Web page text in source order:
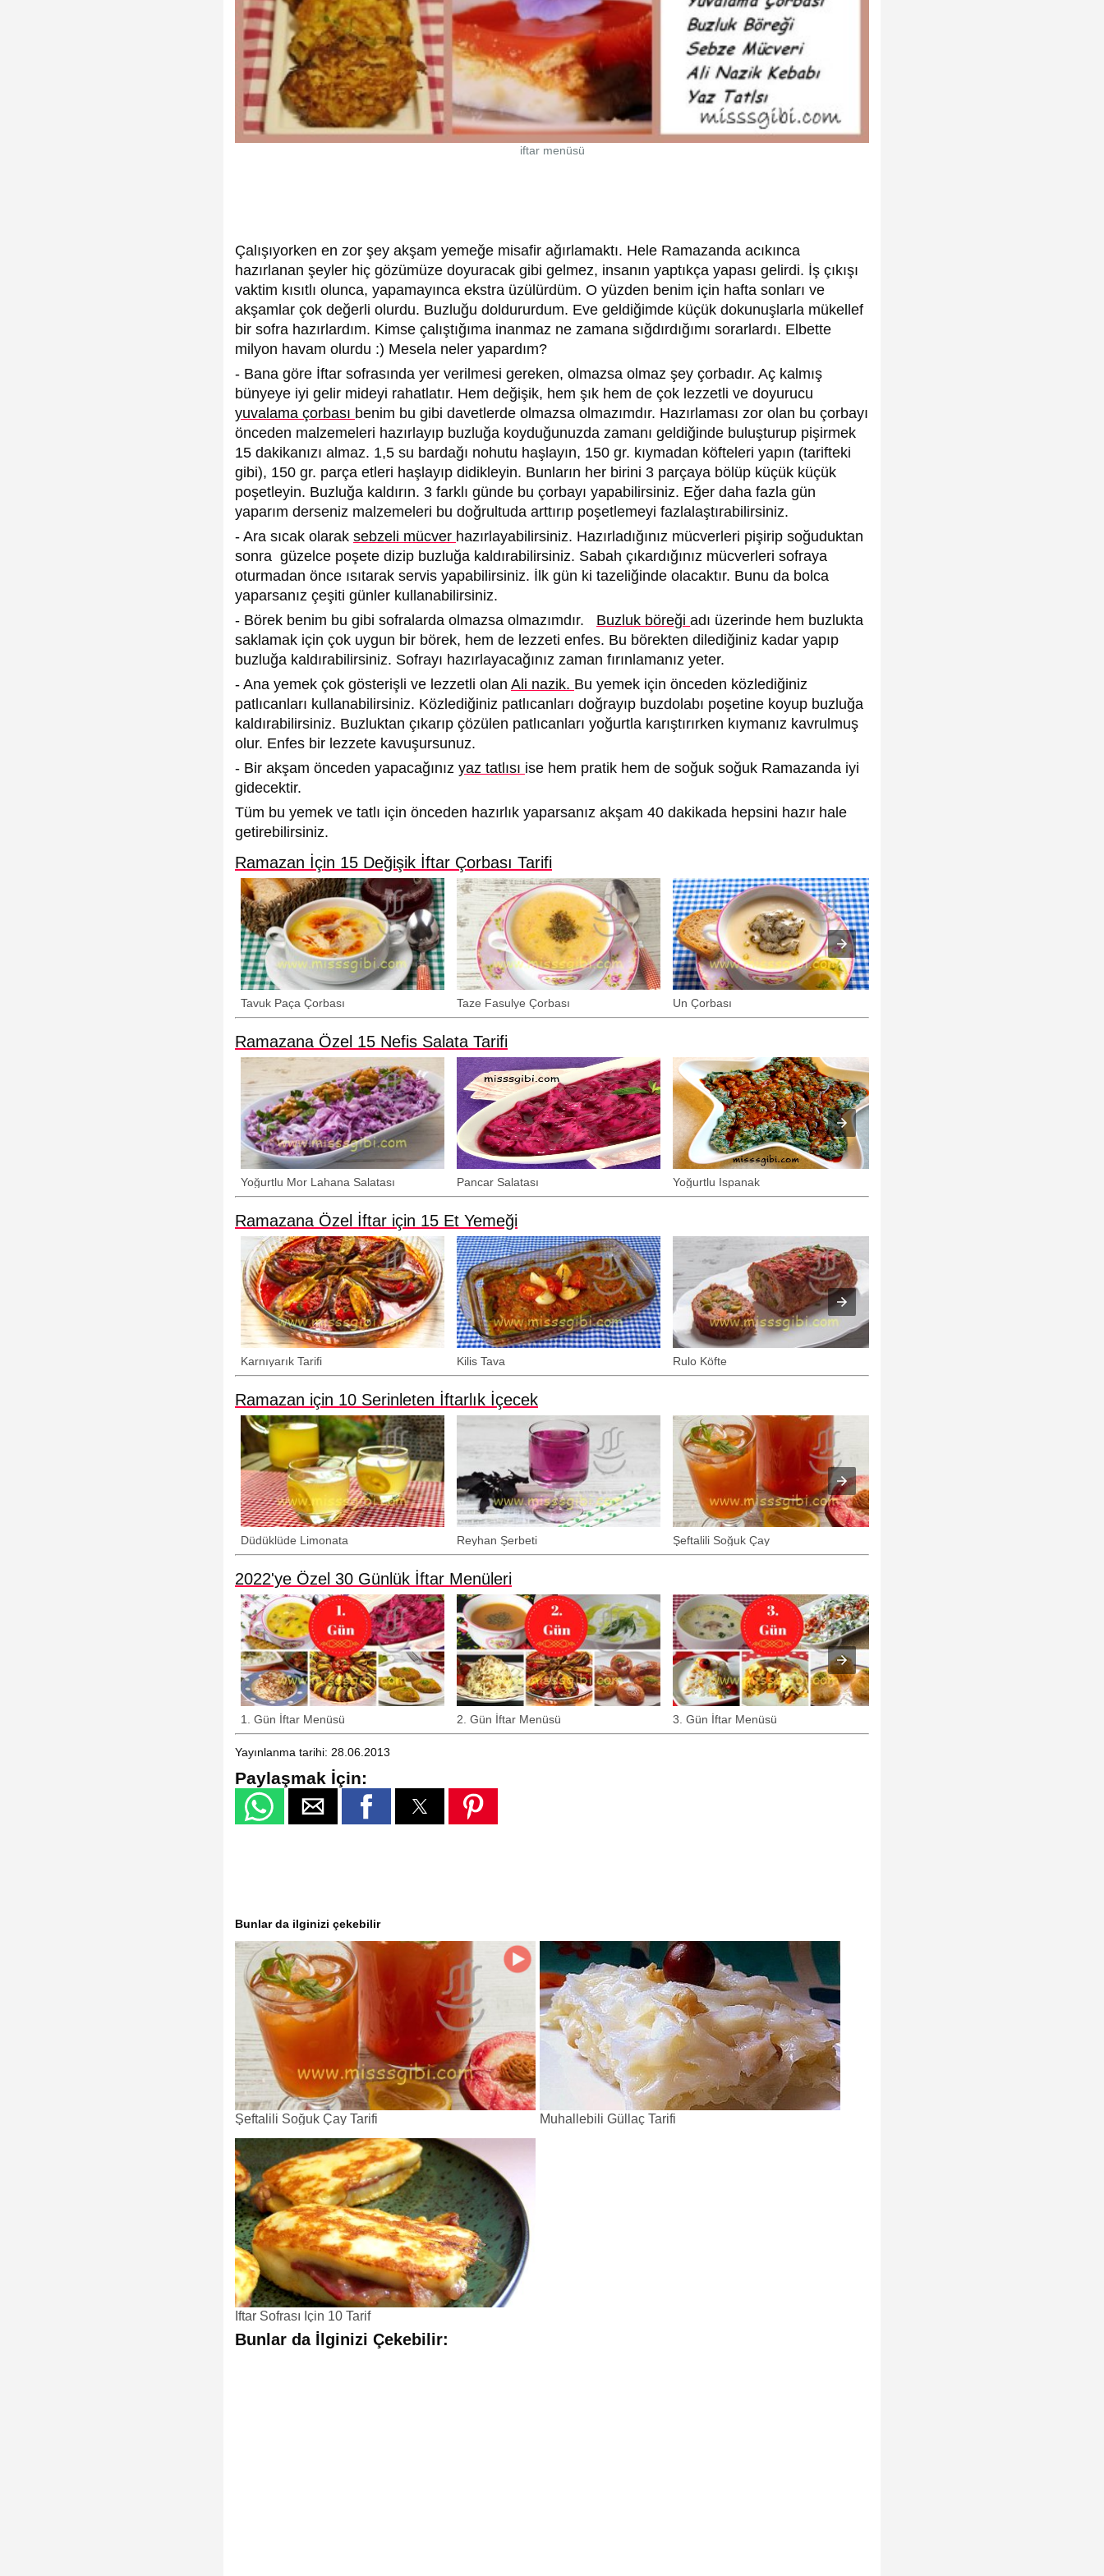
iftar menüsü
Çalışıyorken en zor şey akşam yemeğe misafir ağırlamaktı. Hele Ramazanda acıkınca
hazırlanan şeyler hiç gözümüze doyuracak gibi gelmez, insanın yaptıkça yapası gelirdi. İş çıkışı
vaktim kısıtlı olunca, yapamayınca ekstra üzülürdüm. O yüzden benim için hafta sonları ve
akşamlar çok değerli olurdu. Buzluğu doldururdum. Eve geldiğimde küçük dokunuşlarla mükellef
bir sofra hazırlardım. Kimse çalıştığıma inanmaz ne zamana sığdırdığımı sorarlardı. Elbette
milyon havam olurdu :) Mesela neler yapardım?
- Bana göre İftar sofrasında yer verilmesi gereken, olmazsa olmaz şey çorbadır. Aç kalmış
bünyeye iyi gelir mideyi rahatlatır. Hem değişik, hem şık hem de çok lezzetli ve doyurucu
yuvalama çorbası benim bu gibi davetlerde olmazsa olmazımdır. Hazırlaması zor olan bu çorbayı
önceden malzemeleri hazırlayıp buzluğa koyduğunuzda zamanı geldiğinde buluşturup pişirmek
15 dakikanızı almaz. 1,5 su bardağı nohutu haşlayın, 150 gr. kıymadan köfteleri yapın (tarifteki
gibi), 150 gr. parça etleri haşlayıp didikleyin. Bunların her birini 3 parçaya bölüp küçük küçük
poşetleyin. Buzluğa kaldırın. 3 farklı günde bu çorbayı yapabilirsiniz. Eğer daha fazla gün
yaparım derseniz malzemeleri bu doğrultuda arttırıp poşetlemeyi fazlalaştırabilirsiniz.
- Ara sıcak olarak sebzeli mücver hazırlayabilirsiniz. Hazırladığınız mücverleri pişirip soğuduktan
sonra güzelce poşete dizip buzluğa kaldırabilirsiniz. Sabah çıkardığınız mücverleri sofraya
oturmadan önce ısıtarak servis yapabilirsiniz. İlk gün ki tazeliğinde olacaktır. Bunu da bolca
yaparsanız çeşiti günler kullanabilirsiniz.
- Börek benim bu gibi sofralarda olmazsa olmazımdır. Buzluk böreği adı üzerinde hem buzlukta
saklamak için çok uygun bir börek, hem de lezzeti enfes. Bu börekten dilediğiniz kadar yapıp
buzluğa kaldırabilirsiniz. Sofrayı hazırlayacağınız zaman fırınlamanız yeter.
- Ana yemek çok gösterişli ve lezzetli olan Ali nazik. Bu yemek için önceden közlediğiniz
patlıcanları kullanabilirsiniz. Közlediğiniz patlıcanları doğrayıp buzdolabı poşetine koyup buzluğa
kaldırabilirsiniz. Buzluktan çıkarıp çözülen patlıcanları yoğurtla karıştırırken kıymanız kavrulmuş
olur. Enfes bir lezzete kavuşursunuz.
- Bir akşam önceden yapacağınız yaz tatlısı ise hem pratik hem de soğuk soğuk Ramazanda iyi
gidecektir.
Tüm bu yemek ve tatlı için önceden hazırlık yaparsanız akşam 40 dakikada hepsini hazır hale
getirebilirsiniz.
Ramazan İçin 15 Değişik İftar Çorbası Tarifi
Tavuk Paça Çorbası Taze Fasulye Çorbası Un Çorbası
Ramazana Özel 15 Nefis Salata Tarifi
Yoğurtlu Mor Lahana Salatası Pancar Salatası Yoğurtlu Ispanak
Ramazana Özel İftar için 15 Et Yemeği
Karnıyarık Tarifi Kilis Tava Rulo Köfte
Ramazan için 10 Serinleten İftarlık İçecek
Düdüklüde Limonata Reyhan Şerbeti Şeftalili Soğuk Çay
2022'ye Özel 30 Günlük İftar Menüleri
1. Gün İftar Menüsü 2. Gün İftar Menüsü 3. Gün İftar Menüsü
Yayınlanma tarihi: 28.06.2013
Paylaşmak İçin:
Bunlar da ilginizi çekebilir
Şeftalili Soğuk Çay Tarifi Muhallebili Güllaç Tarifi
İftar Sofrası İçin 10 Tarif
Bunlar da İlginizi Çekebilir: